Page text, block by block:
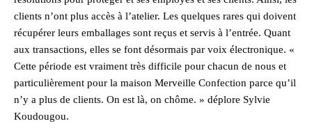
clients n’ont plus accès à l’atelier. Les quelques rares qui doivent
récupérer leurs emballages sont reçus et servis à l’entrée. Quant
aux transactions, elles se font désormais par voix électronique. «
Cette période est vraiment très difficile pour chacun de nous et
particulièrement pour la maison Merveille Confection parce qu’il
n’y a plus de clients. On est là, on chôme. » déplore Sylvie
Koudougou.